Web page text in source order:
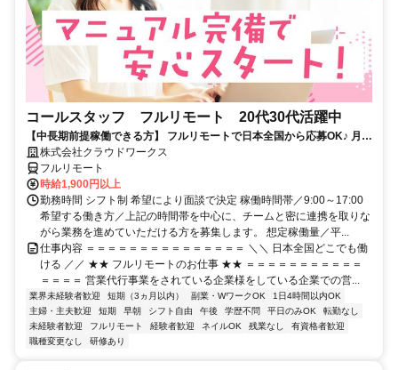
コールスタッフ フルリモート 20代30代活躍中
【中長期前提稼働できる方】 フルリモートで日本全国から応募OK♪ 月稼
働80時間で安定収入！
株式会社クラウドワークス
フルリモート
時給1,900円以上
勤務時間 シフト制 希望により面談で決定 稼働時間帯／9:00～17:00
希望する働き方／上記の時間帯を中心に、チームと密に連携を取りな
がら業務を進めていただける方を募集します。 想定稼働量／平...
仕事内容 ＝＝＝＝＝＝＝＝＝＝＝＝＝＝＝ ＼＼ 日本全国どこでも働
ける ／／ ★★ フルリモートのお仕事 ★★ ＝＝＝＝＝＝＝＝＝＝＝
＝＝＝＝ 営業代行事業をされている企業様をしている企業での営...
業界未経験者歓迎 短期（3ヵ月以内） 副業・WワークOK
1日4時間以内OK
主婦・主夫歓迎
短期 早朝 シフト自由 午後 学歴不問 平日のみOK
転勤なし
未経験者歓迎
フルリモート 経験者歓迎 ネイルOK 残業なし
有資格者歓迎
職種変更なし
研修あり